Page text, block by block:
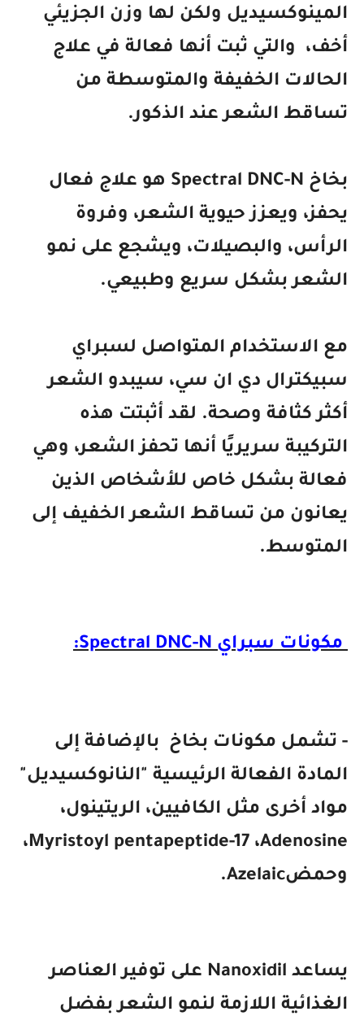
المينوكسيديل ولكن لها وزن الجزيئي
أخف، والتي ثبت أنها فعالة في علاج
الحالات الخفيفة والمتوسطة من
تساقط الشعر عند الذكور.
بخاخ Spectral DNC-N هو علاج فعال
يحفز، ويعزز حيوية الشعر، وفروة
الرأس، والبصيلات، ويشجع على نمو
الشعر بشكل سريع وطبيعي.
مع الاستخدام المتواصل لسبراي
سبيكترال دي ان سي، سيبدو الشعر
أكثر كثافة وصحة. لقد أثبتت هذه
التركيبة سريريًا أنها تحفز الشعر، وهي
فعالة بشكل خاص للأشخاص الذين
يعانون من تساقط الشعر الخفيف إلى
المتوسط.
مكونات سبراي Spectral DNC-N:
- تشمل مكونات بخاخ بالإضافة إلى
المادة الفعالة الرئيسية "النانوكسيديل"
مواد أخرى مثل الكافيين، الريتينول،
Myristoyl pentapeptide-17 ،Adenosine،
وحمضAzelaic.
يساعد Nanoxidil على توفير العناصر
الغذائية اللازمة لنمو الشعر بفضل